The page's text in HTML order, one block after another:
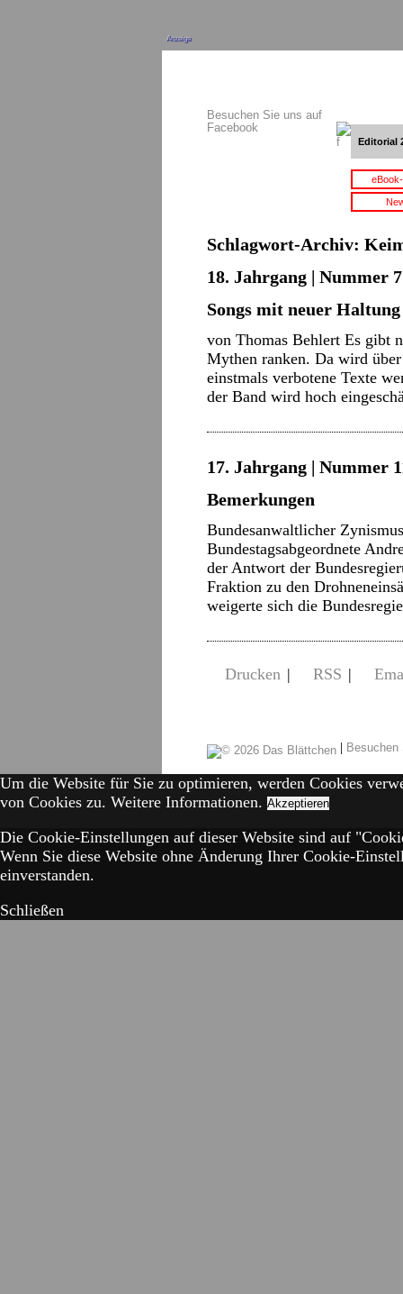
Anzeige
Besuchen Sie uns auf
Facebook
Editorial
Schlagwort-Archiv:
18. Jahrgang | Nummer
Songs mit neuer
von Thomas Behlert Es gibt
Mythen ranken. Da wird
einstmals verbotene Texte
der Band wird hoch
17. Jahrgang | Nummer
Bemerkungen
Bundesanwaltlicher
Bundestagsabgeordnete
der Antwort der
Fraktion zu den
weigerte sich die
Drucken | RSS |
|
Um die Website für Sie zu optimieren, werden Cookies
von Cookies zu. Weitere Informationen. Akzeptieren
Die Cookie-Einstellungen auf dieser Website sind auf
Wenn Sie diese Website ohne Änderung Ihrer Cookie-
einverstanden.
Schließen